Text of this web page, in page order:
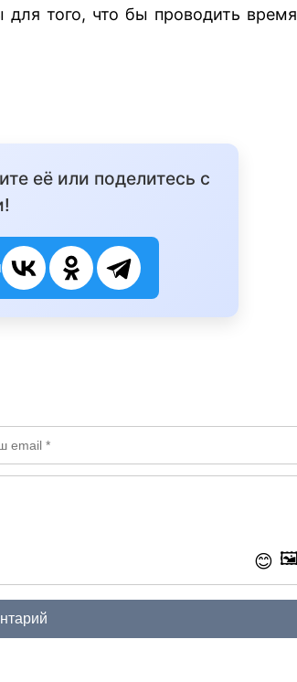
того, что бы проводить
её или поделитесь с
😊
NEWS /// НОВОСТИ (СМИ) ///